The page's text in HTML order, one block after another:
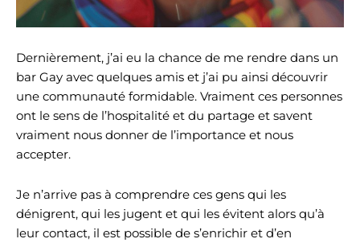
Dernièrement, j’ai eu la chance de me rendre dans un
bar Gay avec quelques amis et j’ai pu ainsi découvrir
une communauté formidable. Vraiment ces personnes
ont le sens de l’hospitalité et du partage et savent
vraiment nous donner de l’importance et nous
accepter.
Je n’arrive pas à comprendre ces gens qui les
dénigrent, qui les jugent et qui les évitent alors qu’à
leur contact, il est possible de s’enrichir et d’en